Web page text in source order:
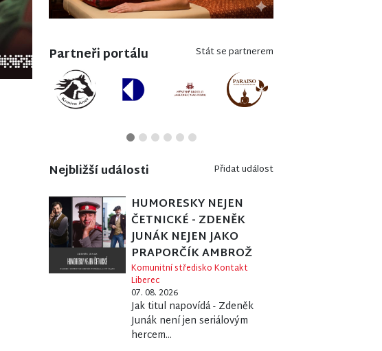
Partneři portálu Stát se partnerem
Nejbližší události Přidat událost
HUMORESKY NEJEN
ČETNICKÉ - ZDENĚK
JUNÁK NEJEN JAKO
PRAPORČÍK AMBROŽ
Komunitní středisko Kontakt
Liberec
07. 08. 2026
Jak titul napovídá - Zdeněk
Junák není jen seriálovým
hercem...